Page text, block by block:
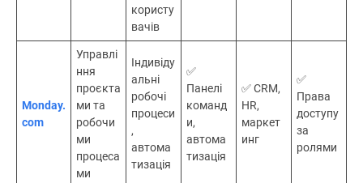
користу
вачів
Monday.
com
Управлі
ння
проєкта
ми та
робочи
ми
процеса
ми
Індивіду
альні
робочі
процеси
,
автома
тизація
✅
Панелі
команд
и,
автома
тизація
✅ CRM,
HR,
маркет
инг
✅
Права
доступу
за
ролями